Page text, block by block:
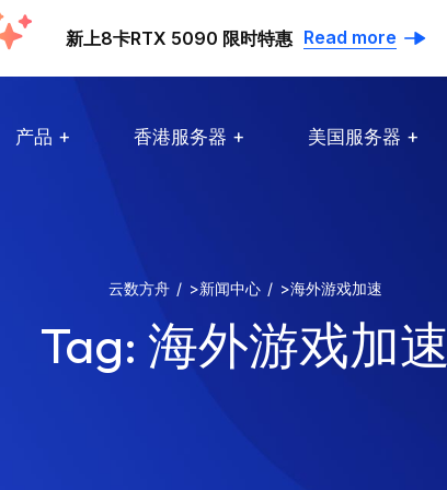
新上8卡RTX 5090 限时特惠 Read more
产品 香港服务器 美国服务器
云数方舟 >新闻中心 >海外游戏加速
Tag: 海外游戏加速